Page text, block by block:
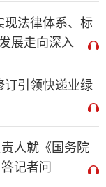
现法律体系、标
展走向深入
订引领快递业绿
人就《国务院
记者问